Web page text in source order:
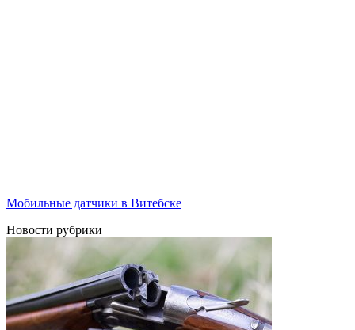
Мобильные датчики в Витебске
Новости рубрики